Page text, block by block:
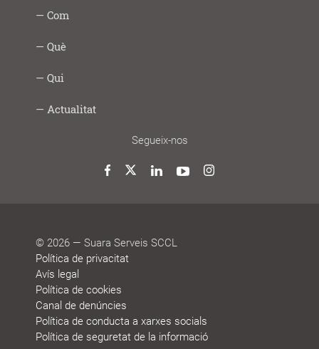
Com
Intercooperació
Proximitat
Innovació
Social
Lab
Responsabilitat
Transparència
Com
fem
Imprescindibles
Què
Infància
joves
Gent
Ocupació
treball
Acció
Empresa
Què
Formació
Qui
Model
Model
Sistema
Històries
Borsa
Persones
Actualitat
reconeixements
Segueix-nos
Facebook
TwitterLinkedInYouTubeInstagram
© 2026 — Suara Serveis SCCL
Política de privacitat
Avís legal
Política de cookies
Canal de denúncies
Política de conducta a xarxes socials
Política de seguretat de la informació